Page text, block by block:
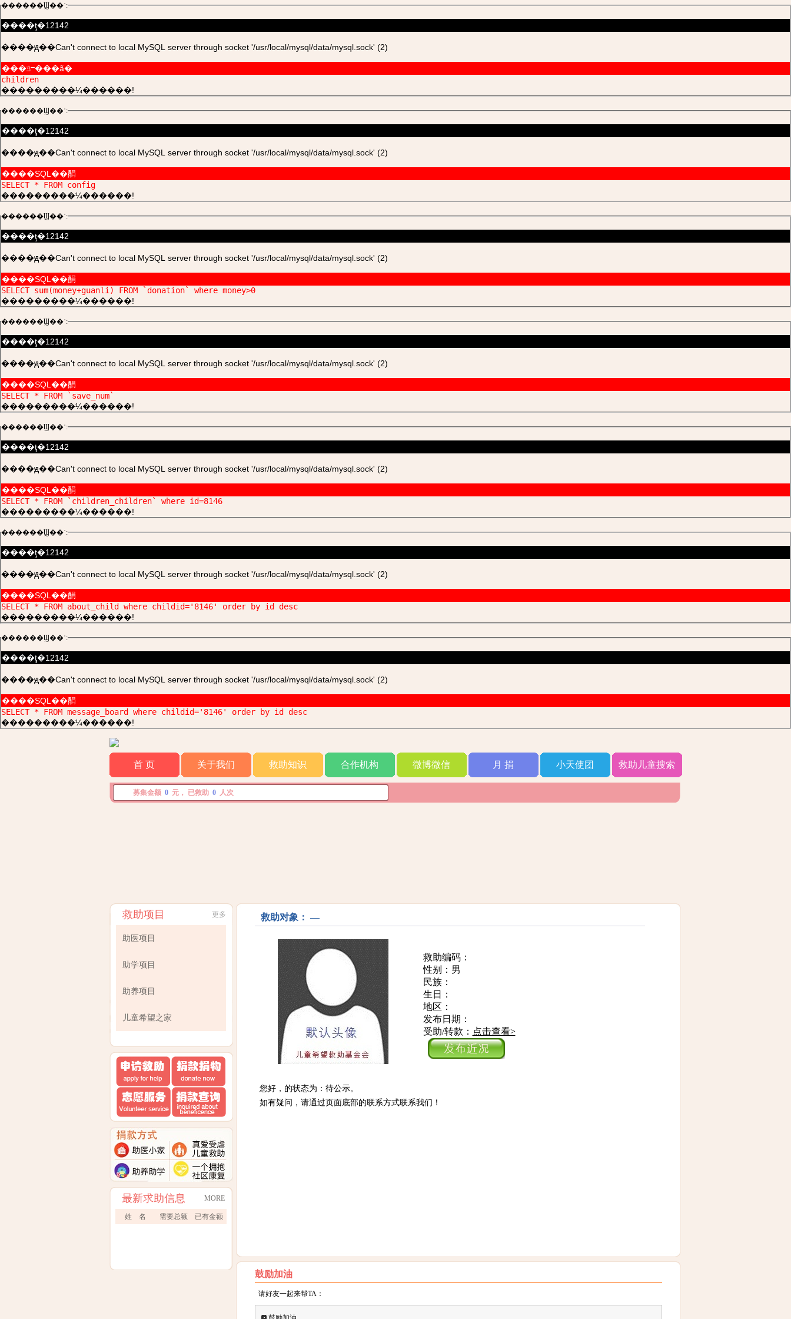
������Ϣ��ʾ:
����ţ�12142
����ԭ��Can't connect to local MySQL server through socket '/usr/local/mysql/data/mysql.sock' (2)
���ݿⲻ���ã�
children
���������¼������!
������Ϣ��ʾ:
����ţ�12142
����ԭ��Can't connect to local MySQL server through socket '/usr/local/mysql/data/mysql.sock' (2)
����SQL��䣺
SELECT * FROM config
���������¼������!
������Ϣ��ʾ:
����ţ�12142
����ԭ��Can't connect to local MySQL server through socket '/usr/local/mysql/data/mysql.sock' (2)
����SQL��䣺
SELECT sum(money+guanli) FROM `donation` where money>0
���������¼������!
������Ϣ��ʾ:
����ţ�12142
����ԭ��Can't connect to local MySQL server through socket '/usr/local/mysql/data/mysql.sock' (2)
����SQL��䣺
SELECT * FROM `save_num`
���������¼������!
������Ϣ��ʾ:
����ţ�12142
����ԭ��Can't connect to local MySQL server through socket '/usr/local/mysql/data/mysql.sock' (2)
����SQL��䣺
SELECT * FROM `children_children` where id=8146
���������¼������!
������Ϣ��ʾ:
����ţ�12142
����ԭ��Can't connect to local MySQL server through socket '/usr/local/mysql/data/mysql.sock' (2)
����SQL��䣺
SELECT * FROM about_child where childid='8146' order by id desc
���������¼������!
������Ϣ��ʾ:
����ţ�12142
����ԭ��Can't connect to local MySQL server through socket '/usr/local/mysql/data/mysql.sock' (2)
����SQL��䣺
SELECT * FROM message_board where childid='8146' order by id desc
���������¼������!
首 页 关于我们 救助知识 合作机构 微博微信 月 捐 小天使团 救助儿童搜索
募集金额 0元， 已救助 0人次
更多
救助项目
助医项目
助学项目
助养项目
儿童希望之家
MORE
最新求助信息
姓 名 需要总额 已有金额
救助对象： —
救助编码：
性别：男
民族：
生日：
地区：
发布日期：
受助/转款： 点击查看>
您好，的状态为：待公示。
如有疑问，请通过页面底部的联系方式联系我们！
鼓励加油
请好友一起来帮TA：